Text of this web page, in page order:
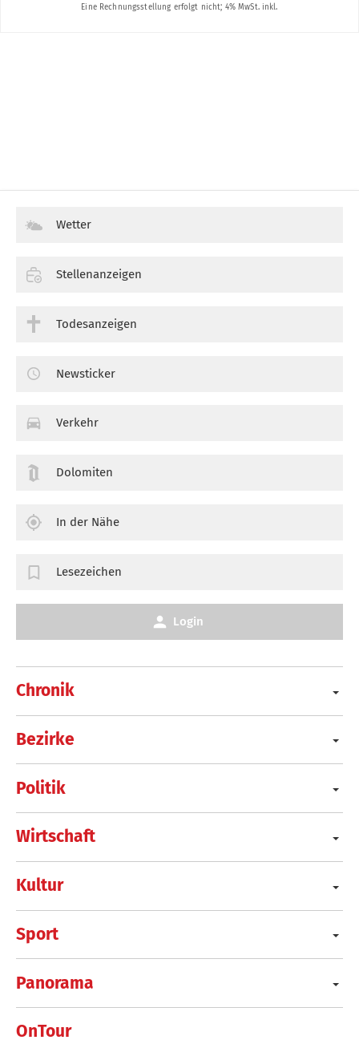
Chronik
Bezirke
Politik
Wirtschaft
Kultur
Sport
Panorama
OnTour
Wetter
Stellenanzeigen
Todesanzeigen
Newsticker
Verkehr
Dolomiten
In der Nähe
Lesezeichen
Login